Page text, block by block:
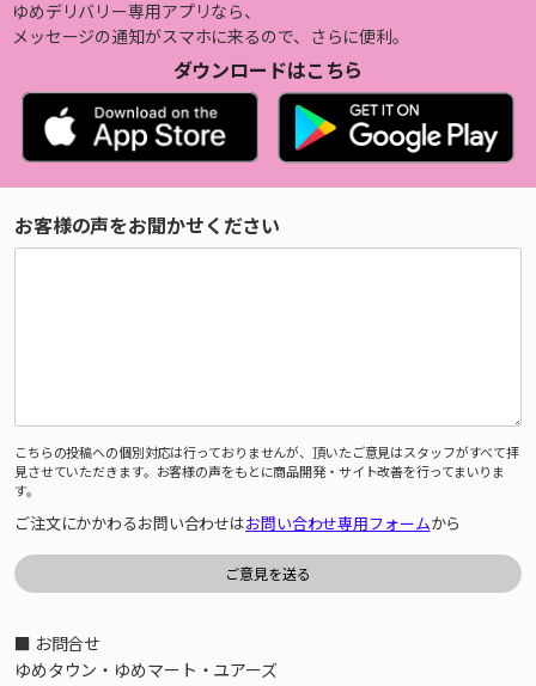
ゆめデリバリー専用アプリなら、
メッセージの通知がスマホに来るので、さらに便利。
ダウンロードはこちら
お客様の声をお聞かせください
こちらの投稿への個別対応は行っておりませんが、頂いたご意見はスタッフがすべて拝
見させていただきます。お客様の声をもとに商品開発・サイト改善を行ってまいりま
す。
ご注文にかかわるお問い合わせはお問い合わせ専用フォームから
■ お問合せ
ゆめタウン・ゆめマート・ユアーズ